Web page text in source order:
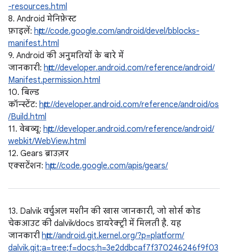
-resources.html
8. Android मेनिफ़ेस्ट
फ़ाइलें: http://code.google.com/android/devel/bblocks-
manifest.html
9. Android की अनुमतियों के बारे में
जानकारी: http://developer.android.com/reference/android/
Manifest.permission.html
10. बिल्ड
कॉन्स्टेंट: http://developer.android.com/reference/android/os
/Build.html
11. वेबव्यू: http://developer.android.com/reference/android/
webkit/WebView.html
12. Gears ब्राउज़र
एक्सटेंशन: http://code.google.com/apis/gears/
13. Dalvik वर्चुअल मशीन की खास जानकारी, जो सोर्स कोड
चेकआउट की dalvik/docs डायरेक्ट्री में मिलती है. यह
जानकारी http://android.git.kernel.org/?p=platform/
dalvik.git;a=tree;f=docs;h=3e2ddbcaf7f370246246f9f03